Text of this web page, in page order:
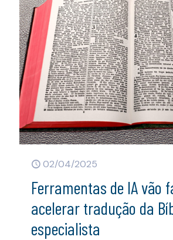
02/04/2025
Ferramentas de IA vão
acelerar tradução da
especialista